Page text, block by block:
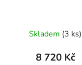
produktu
Skladem (3 ks)
8 720 Kč